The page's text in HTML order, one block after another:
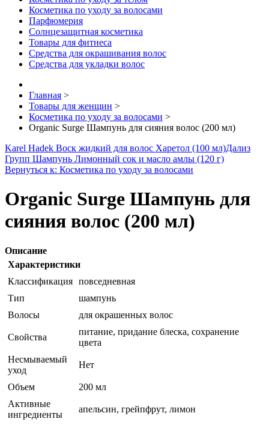
Косметика по уходу за волосами
Парфюмерия
Солнцезащитная косметика
Товары для фитнеса
Средства для окрашивания волос
Средства для укладки волос
Главная >
Товары для женщин >
Косметика по уходу за волосами >
Organic Surge Шампунь для сияния волос (200 мл)
Karel Hadek Воск жидкий для волос Харетол (100 мл)Дализ
Групп Шампунь Лимонный сок и масло амлы (120 г)
Вернуться к: Косметика по уходу за волосами
Organic Surge Шампунь для
сияния волос (200 мл)
Описание
Характеристики
Классификация повседневная
Тип
шампунь
Волосы
для окрашенных волос
Свойства
питание, придание блеска, сохранение
цвета
Несмываемый
уход
Нет
Объем
200 мл
Активные
ингредиенты
апельсин, грейпфрут, лимон